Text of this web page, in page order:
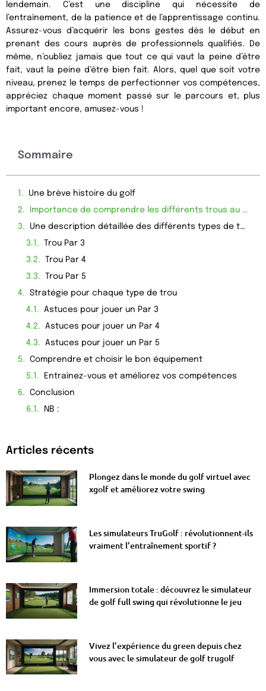
lendemain. C’est une discipline qui nécessite de
l’entraînement, de la patience et de l’apprentissage continu.
Assurez-vous d’acquérir les bons gestes dès le début en
prenant des cours auprès de professionnels qualifiés. De
même, n’oubliez jamais que tout ce qui vaut la peine d’être
fait, vaut la peine d’être bien fait. Alors, quel que soit votre
niveau, prenez le temps de perfectionner vos compétences,
appréciez chaque moment passé sur le parcours et, plus
important encore, amusez-vous !
Sommaire
Une brève histoire du golf
Importance de comprendre les différents trous au golf
Une description détaillée des différents types de trous au golf
Trou Par 3
Trou Par 4
Trou Par 5
Stratégie pour chaque type de trou
Astuces pour jouer un Par 3
Astuces pour jouer un Par 4
Astuces pour jouer un Par 5
Comprendre et choisir le bon équipement
Entraînez-vous et améliorez vos compétences
Conclusion
NB :
Articles récents
Plongez dans le monde du golf virtuel avec
xgolf et améliorez votre swing
Les simulateurs TruGolf : révolutionnent-ils
vraiment l’entraînement sportif ?
Immersion totale : découvrez le simulateur
de golf full swing qui révolutionne le jeu
Vivez l’expérience du green depuis chez
vous avec le simulateur de golf trugolf